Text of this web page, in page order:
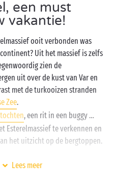
een must
vakantie!
ooit verbonden was
Uit het massief is zelfs
zien de
uit over de kust van Var en
met de turkooizen stranden
Zee.
, een rit in een buggy …
Esterelmassief te verkennen en
het uitzicht op de bergtoppen.
avontuur wat gestild is, kunt u op
Lees meer